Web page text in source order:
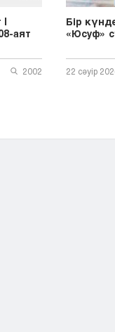
|
аят
2002
Бір
«Юсуф»
22 сәуір